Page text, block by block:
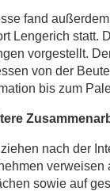
fand
Lengerich statt.
vorgestellt.
von der
bis zum
nach der
verweisen
sowie auf